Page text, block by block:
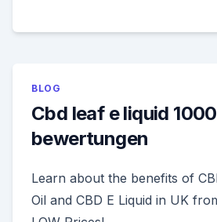
BLOG
Cbd leaf e liquid
bewertungen
Learn about the benefits of
Oil and CBD E Liquid in UK